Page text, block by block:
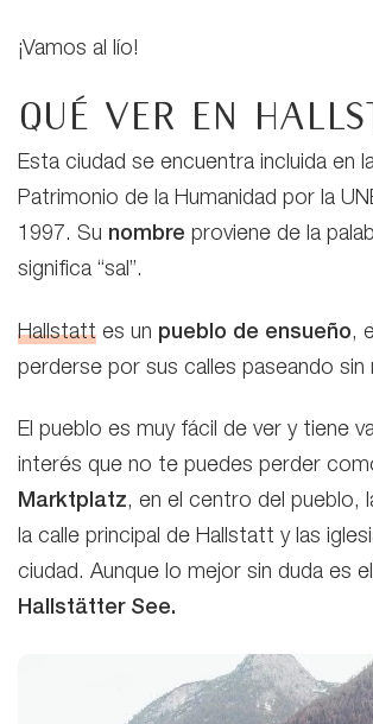
¡Vamos al lío!
Qué ver en
Esta ciudad se encuentra incluida en
Patrimonio de la Humanidad por la
1997. Su nombre proviene de la
significa “sal”.
Hallstatt es un pueblo de ensueño,
perderse por sus calles paseando sin
El pueblo es muy fácil de ver y tiene
interés que no te puedes perder
Marktplatz, en el centro del pueblo,
la calle principal de Hallstatt y las
ciudad. Aunque lo mejor sin duda es el
Hallstätter See.